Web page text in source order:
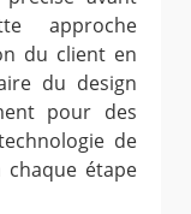
approche
du client en
du design
pour des
de
étape